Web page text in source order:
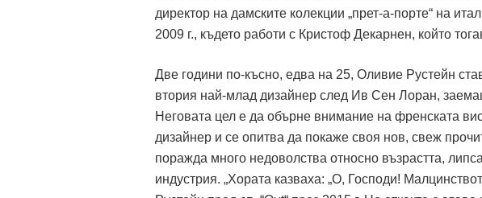
директор на дамските колекции „прет-а-порте“ на
2009 г., където работи с Кристоф Декарнен, който
Две години по-късно, едва на 25, Оливие Рустейн
втория най-млад дизайнер след Ив Сен Лоран,
Неговата цел е да обърне внимание на френската
дизайнер и се опитва да покаже своя нов, свеж
поражда много недоволства относно възрастта,
индустрия. „Хората казваха: „О, Господи!